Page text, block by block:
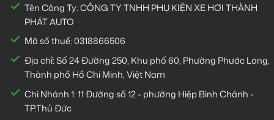
Tên Công Ty: CÔNG TY TNHH PHỤ KIỆN XE HƠI THÀNH
PHÁT AUTO
Mã số thuế: 0318866506
Địa chỉ: Số 24 Đường 250, Khu phố 60, Phường Phước Long,
Thành phố Hồ Chí Minh, Việt Nam
Chi Nhánh 1:11 Đường số 12 - phường Hiệp Bình Chánh -
TP.Thủ Đức